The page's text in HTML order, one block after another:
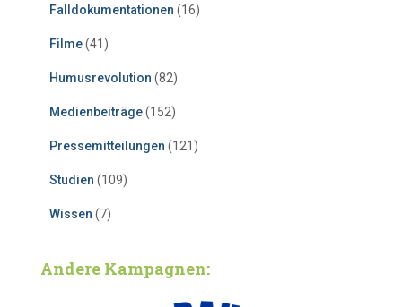
Falldokumentationen (16)
Filme(41)
Humusrevolution (82)
Medienbeiträge(152)
Pressemitteilungen (121)
Studien (109)
Wissen (7)
Andere Kampagnen: